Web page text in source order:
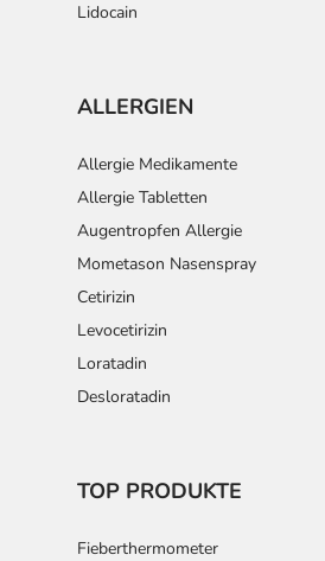
Lidocain
ALLERGIEN
Allergie Medikamente
Allergie Tabletten
Augentropfen Allergie
Mometason Nasenspray
Cetirizin
Levocetirizin
Loratadin
Desloratadin
TOP PRODUKTE
Fieberthermometer